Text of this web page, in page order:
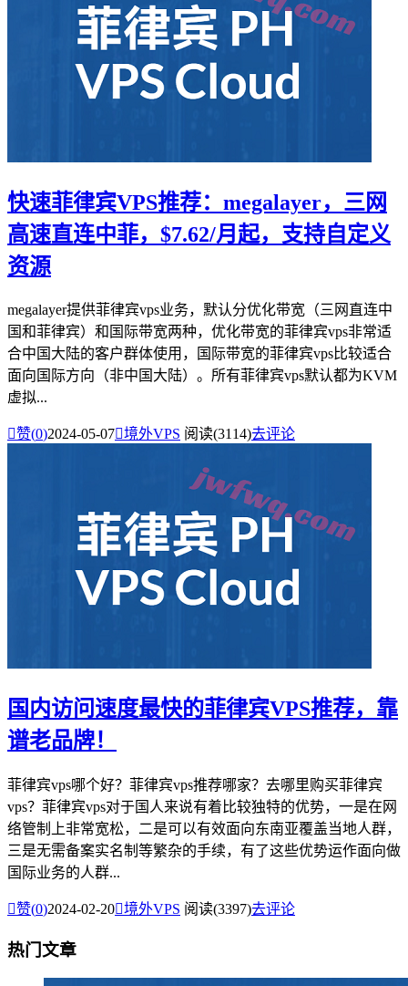
快速菲律宾VPS推荐：megalayer，三网
高速直连中菲，$7.62/月起，支持自定义
资源
megalayer提供菲律宾vps业务，默认分优化带宽（三网直连中
国和菲律宾）和国际带宽两种，优化带宽的菲律宾vps非常适
合中国大陆的客户群体使用，国际带宽的菲律宾vps比较适合
面向国际方向（非中国大陆）。所有菲律宾vps默认都为KVM
虚拟...
赞(0)2024-05-07境外VPS 阅读(3114)去评论
国内访问速度最快的菲律宾VPS推荐，靠
谱老品牌！
菲律宾vps哪个好？菲律宾vps推荐哪家？去哪里购买菲律宾
vps？菲律宾vps对于国人来说有着比较独特的优势，一是在网
络管制上非常宽松，二是可以有效面向东南亚覆盖当地人群，
三是无需备案实名制等繁杂的手续，有了这些优势运作面向做
国际业务的人群...
赞(0)2024-02-20境外VPS 阅读(3397)去评论
热门文章